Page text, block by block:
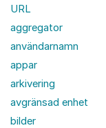
URL
aggregator
användarnamn
appar
arkivering
avgränsad enhet
bilder